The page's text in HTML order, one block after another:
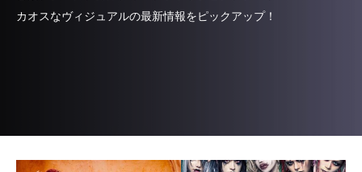
カオスなヴィジュアルの最新情報をピックアップ！